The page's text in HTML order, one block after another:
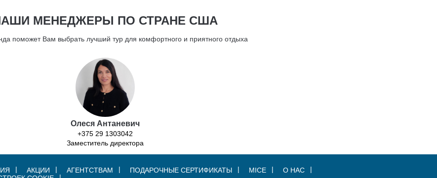
МЕНЕДЖЕРЫ ПО СТРАНЕ США
поможет Вам выбрать лучший тур для комфортного и приятного отдыха
Олеся Антаневич
+375 29 1303042
Заместитель директора
АКЦИИ АГЕНТСТВАМ ПОДАРОЧНЫЕ СЕРТИФИКАТЫ MICE
О НАС